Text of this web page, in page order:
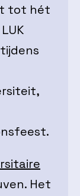
tot hét
Het